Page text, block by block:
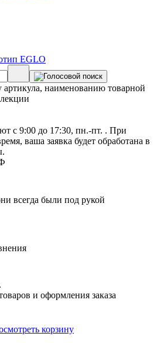
наименованию товарной
с 9:00 до 17:30, пн.-пт. . При
ваша заявка будет обработана в
всегда были под рукой
и оформления заказа
корзину